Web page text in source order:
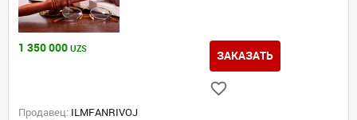
1 350 000 UZS
ЗАКАЗАТЬ
Продавец: ILMFANRIVOJ